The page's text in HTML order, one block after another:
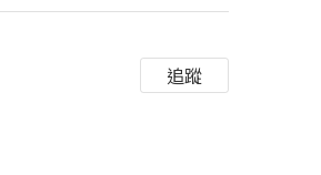
追蹤